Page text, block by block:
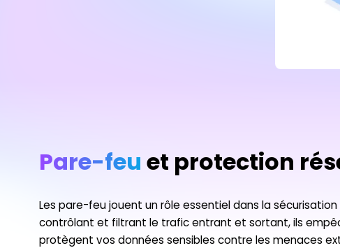
Pare-feuet protection
Les pare-feu jouent un rôle essentiel dans la
contrôlant et filtrant le trafic entrant et sortant, ils
protègent vos données sensibles contre les menaces